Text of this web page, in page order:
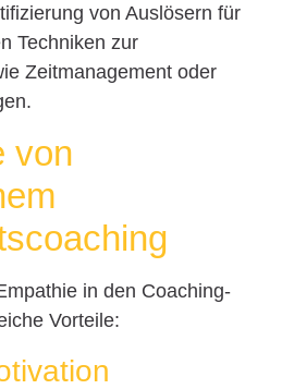
von Auslösern für
Techniken zur
Zeitmanagement oder
von
in den Coaching-
Vorteile: